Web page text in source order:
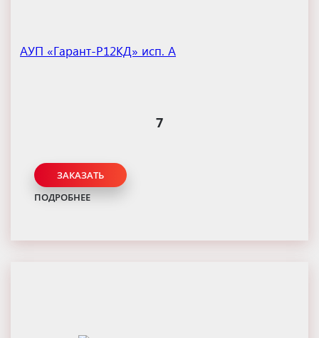
АУП «Гарант-Р12КД» исп. А
7
ЗАКАЗАТЬ
ПОДРОБНЕЕ